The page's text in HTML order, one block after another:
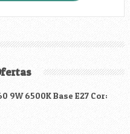
9W 6500K Base E27 Cor: